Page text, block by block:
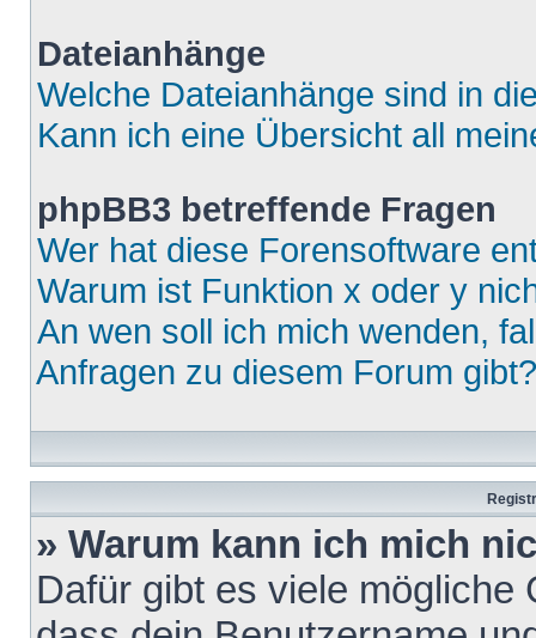
Dateianhänge
Welche Dateianhänge sind in
Kann ich eine Übersicht all
phpBB3 betreffende Fragen
Wer hat diese Forensoftware
Warum ist Funktion x oder y
An wen soll ich mich wenden,
Anfragen zu diesem Forum gibt?
» Warum kann ich mich
Dafür gibt es viele